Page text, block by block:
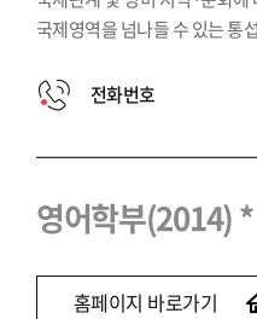
국제영역을 넘나들 수 있는 통
전화번호
영어학부(2014) *
홈페이지 바로가기